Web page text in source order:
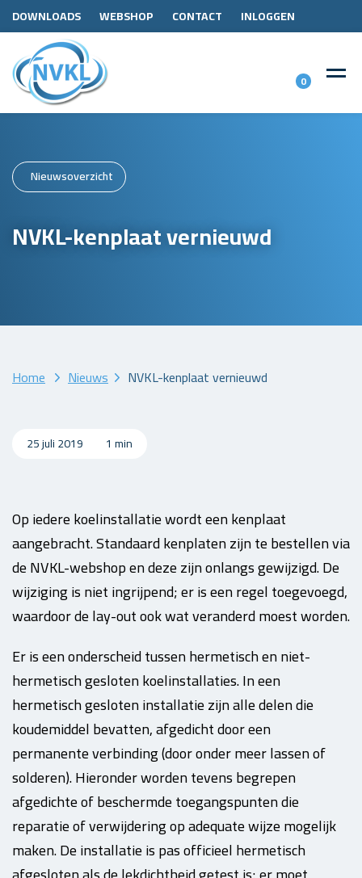
DOWNLOADS WEBSHOP CONTACT INLOGGEN
0
Nieuwsoverzicht
NVKL-kenplaat vernieuwd
Home Nieuws NVKL-kenplaat vernieuwd
25 juli 2019 1 min
Op iedere koelinstallatie wordt een kenplaat
aangebracht. Standaard kenplaten zijn te bestellen via
de NVKL-webshop en deze zijn onlangs gewijzigd. De
wijziging is niet ingrijpend; er is een regel toegevoegd,
waardoor de lay-out ook wat veranderd moest worden.
Er is een onderscheid tussen hermetisch en niet-
hermetisch gesloten koelinstallaties. In een
hermetisch gesloten installatie zijn alle delen die
koudemiddel bevatten, afgedicht door een
permanente verbinding (door onder meer lassen of
solderen). Hieronder worden tevens begrepen
afgedichte of beschermde toegangspunten die
reparatie of verwijdering op adequate wijze mogelijk
maken. De installatie is pas officieel hermetisch